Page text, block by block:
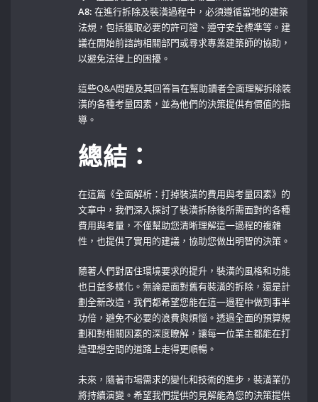
A8: 在進行拆除及裝潢過程中，必須遵循當地的建築
法規，包括獲取必要的許可證、遵守安全標準等。建
議在開始前諮詢相關部門或尋求專業建築師的協助，
以避免法律上的困擾。
這些Q&A問題及其回答旨在幫助讀者全面理解拆除裝
潢的各種考量因素，並為他們的決策提供有價值的指
導。
總結：
在這篇《全面解析：打掉裝潢的費用與考量因素》的
文章中，我們深入探討了裝潢拆除後所需面對的各種
費用與考量，不僅幫助您清晰理解這一過程的複雜
性，也提供了實用的建議，協助您做出明智的決策。
隨著人們對居住環境要求的提升，裝潢的風格和功能
也日益多樣化。無論是面對舊有裝潢的拆除，還是計
劃全新改造，我們都希望您能在這一過程中做到事半
功倍，避免不必要的浪費與煩惱。透過全面的預算規
劃和對相關因素的深度瞭解，讓每一位業主都能在打
造理想空間的道路上走得更順暢。
未來，隨著市場需求的變化和技術的進步，裝潢業仍
將持續演變。希望我們提供的見解能為您的決策提供